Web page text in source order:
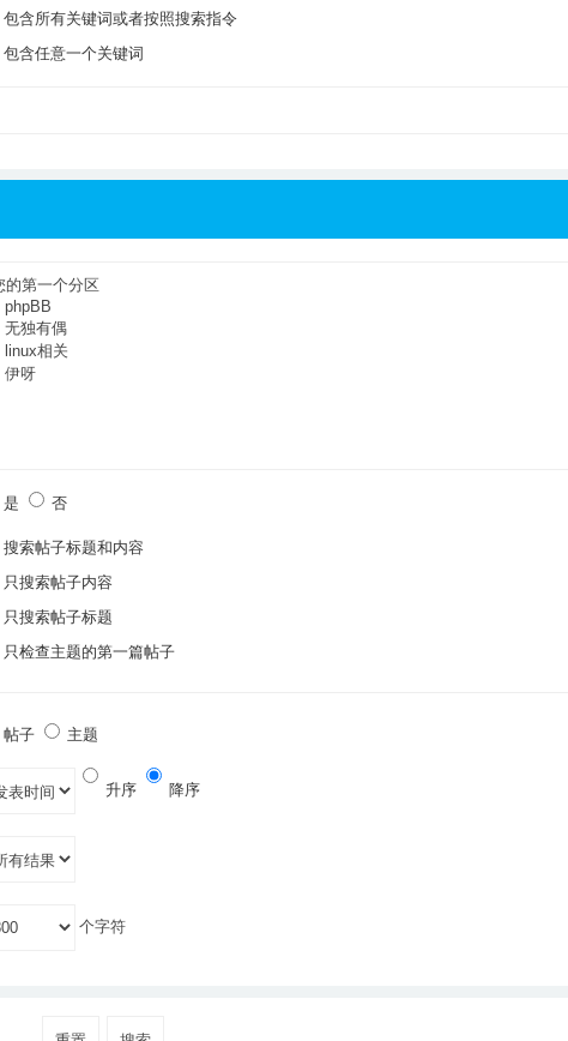
包含所有关键词或者按照搜索指令
包含任意一个关键词
是 否
搜索帖子标题和内容
只搜索帖子内容
只搜索帖子标题
只检查主题的第一篇帖子
帖子 主题
升序 降序
个字符